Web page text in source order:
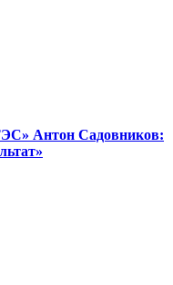
Антон Садовников: